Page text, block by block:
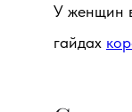
У женщин
гайдах